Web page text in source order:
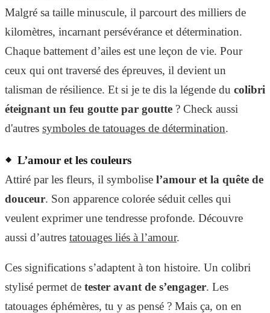
Malgré sa taille minuscule, il parcourt des milliers de
kilomètres, incarnant persévérance et détermination.
Chaque battement d’ailes est une leçon de vie. Pour
ceux qui ont traversé des épreuves, il devient un
talisman de résilience. Et si je te dis la légende du colibri
éteignant un feu goutte par goutte ? Check aussi
d'autres symboles de tatouages de détermination.
L’amour et les couleurs
Attiré par les fleurs, il symbolise l’amour et la quête de
douceur. Son apparence colorée séduit celles qui
veulent exprimer une tendresse profonde. Découvre
aussi d’autres tatouages liés à l’amour.
Ces significations s’adaptent à ton histoire. Un colibri
stylisé permet de tester avant de s’engager. Les
tatouages éphémères, tu y as pensé ? Mais ça, on en